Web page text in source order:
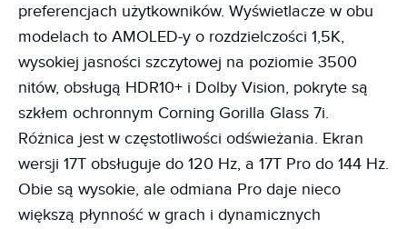
preferencjach użytkowników. Wyświetlacze w obu
modelach to AMOLED-y o rozdzielczości 1,5K,
wysokiej jasności szczytowej na poziomie 3500
nitów, obsługą HDR10+ i Dolby Vision, pokryte są
szkłem ochronnym Corning Gorilla Glass 7i.
Różnica jest w częstotliwości odświeżania. Ekran
wersji 17T obsługuje do 120 Hz, a 17T Pro do 144 Hz.
Obie są wysokie, ale odmiana Pro daje nieco
większą płynność w grach i dynamicznych